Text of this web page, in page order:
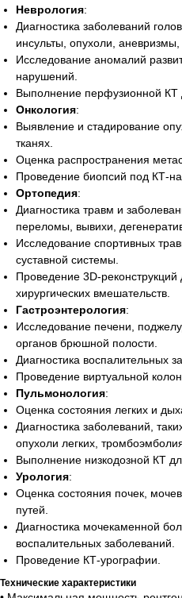
Неврология:
Диагностика заболеваний
инсульты, опухоли, аневризмы,
Исследование аномалий
нарушений.
Выполнение перфузионной КТ
Онкология:
Выявление и стадирование
тканях.
Оценка распространения
Проведение биопсий под КТ-
Ортопедия:
Диагностика травм и
переломы, вывихи,
Исследование спортивных
суставной системы.
Проведение 3D-
хирургических вмешательств.
Гастроэнтерология:
Исследование печени,
органов брюшной полости.
Диагностика воспалительных
Проведение виртуальной
Пульмонология:
Оценка состояния легких и
Диагностика заболеваний,
опухоли легких,
Выполнение низкодозной КТ
Урология:
Оценка состояния почек,
путей.
Диагностика мочекаменной
воспалительных заболеваний.
Проведение КТ-урографии.
Технические характеристики